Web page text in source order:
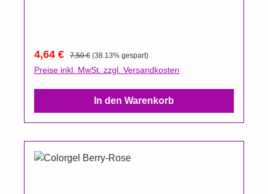
je nach Leistung der Lampe variieren).
Verkaufspreis:
4,64 € Regulärer Preis:
7,50 € (38.13% gespart)
Preise inkl. MwSt. zzgl. Versandkosten
In den Warenkorb